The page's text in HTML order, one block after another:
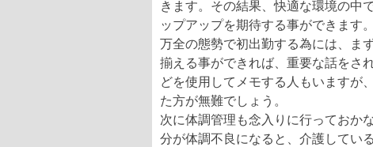
きます。その結果、快適な環境の中
ップアップを期待する事ができます。
万全の態勢で初出勤する為には、ま
揃える事ができれば、重要な話をさ
どを使用してメモする人もいますが
た方が無難でしょう。
次に体調管理も念入りに行っておか
分が体調不良になると、介護してい